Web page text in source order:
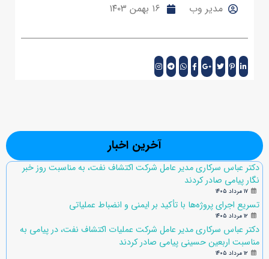
مدیر وب ۱۶ بهمن ۱۴۰۳
آخرین اخبار
دکتر عباس سرکاری مدیر عامل شرکت اکتشاف نفت، به مناسبت روز خبر
نگار پیامی صادر کردند
۱۷ مرداد ۱۴۰۵
تسریع اجرای پروژه‌ها با تأکید بر ایمنی و انضباط عملیاتی
۱۲ مرداد ۱۴۰۵
دکتر عباس سرکاری مدیر عامل شرکت عملیات اکتشاف نفت، در پیامی به
مناسبت اربعین حسینی پیامی صادر کردند
۱۲ مرداد ۱۴۰۵